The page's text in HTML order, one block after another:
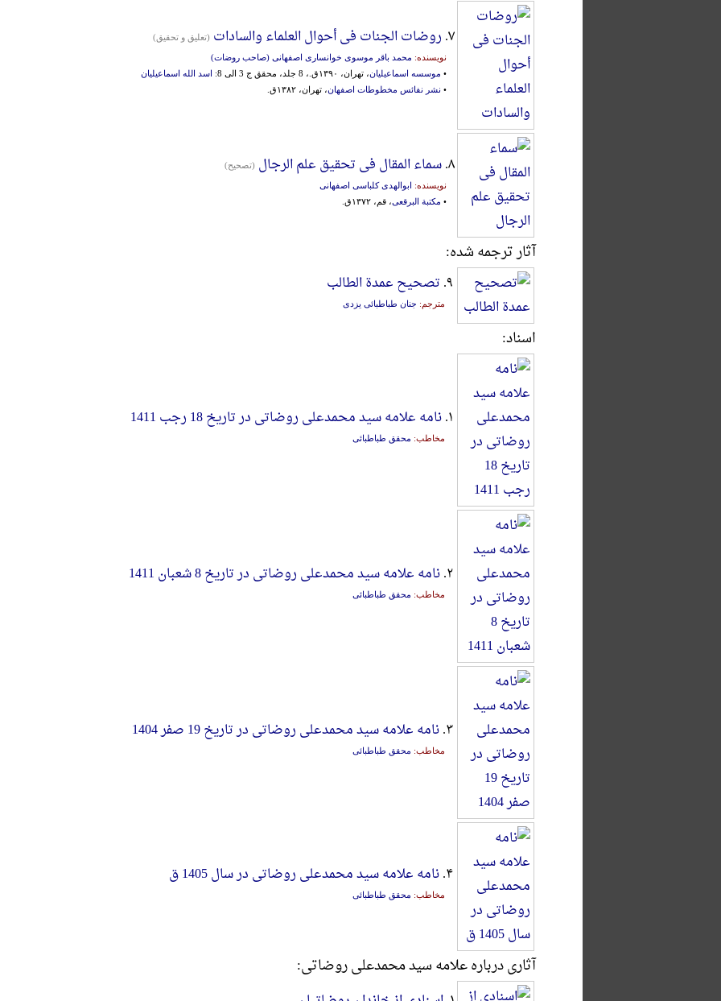
۷. روضات الجنات فی أحوال العلماء والسادات (تعلیق و تحقیق)
نویسنده: محمد باقر موسوی خوانساری اصفهانی (صاحب روضات)
• موسسه اسماعیلیان، تهران، ۱۳۹۰ق.، 8 جلد، محقق ج 3 الی 8:
اسد الله اسماعیلیان
• نشر نفائس مخطوطات اصفهان، تهران، ۱۳۸۲ق.
۸. سماء المقال فی تحقیق علم الرجال (تصحیح)
نویسنده: ابوالهدی کلباسی اصفهانی
• مکتبة البرقعی، قم، ۱۳۷۲ق.
آثار ترجمه شده:
۹. تصحیح عمدة الطالب
مترجم: جنان طباطبائی یزدی
اسناد:
۱. نامه علامه سید محمدعلی روضاتی در تاریخ 18 رجب 1411
مخاطب: محقق طباطبائی
۲. نامه علامه سید محمدعلی روضاتی در تاریخ 8 شعبان 1411
مخاطب: محقق طباطبائی
۳. نامه علامه سید محمدعلی روضاتی در تاریخ 19 صفر 1404
مخاطب: محقق طباطبائی
۴. نامه علامه سید محمدعلی روضاتی در سال 1405 ق
مخاطب: محقق طباطبائی
آثاری درباره علامه سید محمدعلی روضاتی: